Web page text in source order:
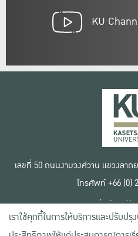
KU
เลขที่ 50 ถนนงามวงศ์วาน แขวงลาด
โทรศัพท์ +66 (0)
เงื่อนไขการใช้ง
ข้อตกลงด้านสิ
นโยบายความ
เราใช้คุกกี้ในการให้บริการและปรับป